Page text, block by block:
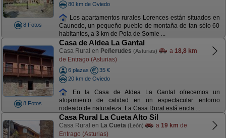
8 Fotos
80 km de Oviedo
Los apartamentos rurales Lorences están situados en
Caunedo, un pequeño pueblo de montaña de tan sólo 60
habitantes, a 3 km de Pola de Somie ...
8 Fotos
Casa de Aldea La Gantal
Casa Rural en Peñerudes (Asturias) a 18,8 km
de Entrago (Asturias)
6 plazas
35 €
20 km de Oviedo
En la Casa de Aldea La Gantal ofrecemos un
alojamiento de calidad en un espectacular entorno
rodeado de naturaleza. La Casa Rural está encla ...
Casa Rural La Cueta Alto Sil
Casa Rural en La Cueta (León) a 19 km de
Entrago (Asturias)